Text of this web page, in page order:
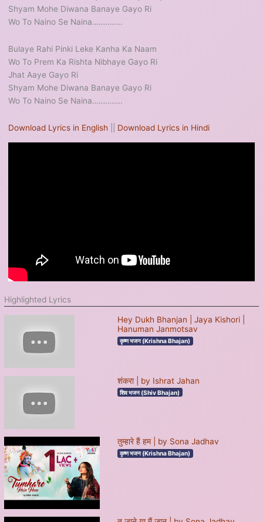
Shyam Mohe Diwana Banaye Gayo Ri
Wo To Naino Se Naina…………..
Bulaye Rahi Pinki Leke Kanha Ka Naam
Wo To Prem Ka Rishta Nibhaye Gayo Ri
Jhat Aaye Gayo Ri
Shyam Mohe Diwana Banaye Gayo Ri
Wo To Naino Se Naina…………..
Download Lyrics in English Download Lyrics in Hindi
Highlighted Lyrics
Hey Dukh Bhanjan | Jaya Kishori |
Hanuman Janmotsav
कृष्ण भजन (Krishna Bhajan)
शंकरा | by Ishrat Jahan
शिव भजन (Shiv Bhajan)
तुम्हारे हैं हम | by Sona Jadhav
कृष्ण भजन (Krishna Bhajan)